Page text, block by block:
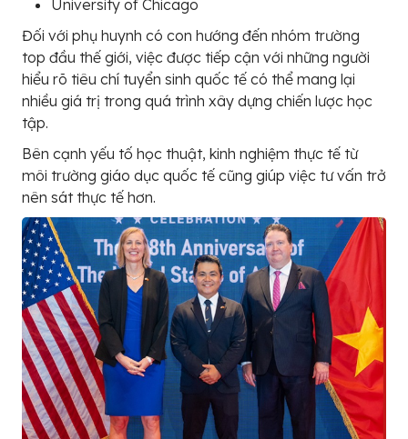
University of Chicago
Đối với phụ huynh có con hướng đến nhóm trường
top đầu thế giới, việc được tiếp cận với những người
hiểu rõ tiêu chí tuyển sinh quốc tế có thể mang lại
nhiều giá trị trong quá trình xây dựng chiến lược học
tập.
Bên cạnh yếu tố học thuật, kinh nghiệm thực tế từ
môi trường giáo dục quốc tế cũng giúp việc tư vấn trở
nên sát thực tế hơn.